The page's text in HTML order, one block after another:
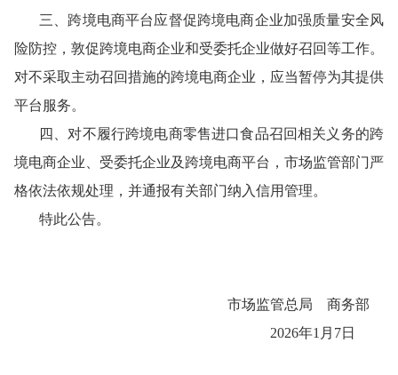
三、跨境电商平台应督促跨境电商企业加强质量安全风
险防控，敦促跨境电商企业和受委托企业做好召回等工作。
对不采取主动召回措施的跨境电商企业，应当暂停为其提供
平台服务。
四、对不履行跨境电商零售进口食品召回相关义务的跨
境电商企业、受委托企业及跨境电商平台，市场监管部门严
格依法依规处理，并通报有关部门纳入信用管理。
特此公告。
市场监管总局
商务部
2026年1月7日